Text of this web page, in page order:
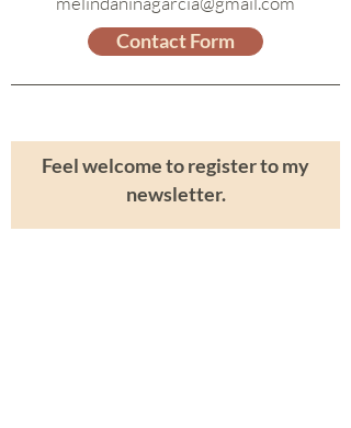
Contact Form
Feel welcome to register to my
newsletter.